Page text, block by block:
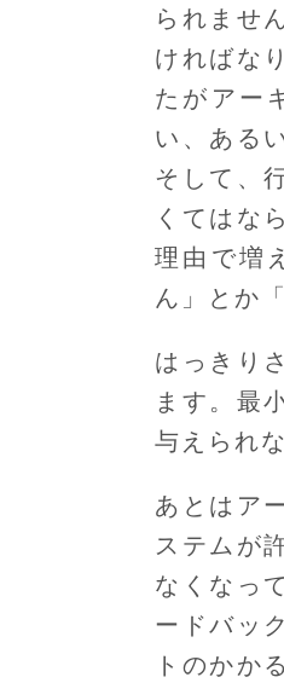
られませ
ければな
たがアー
い、ある
そして、
くてはな
理由で増
ん」とか
はっきり
ます。最
与えられ
あとはア
ステムが
なくなっ
ードバッ
トのかか